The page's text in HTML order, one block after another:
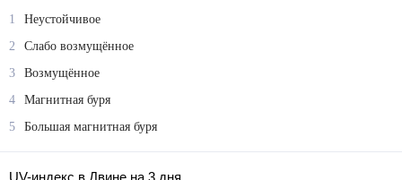
1
Неустойчивое
2
Слабо возмущённое
3
Возмущённое
4
Магнитная буря
5
Большая магнитная буря
UV-индекс в Двине на 3 дня